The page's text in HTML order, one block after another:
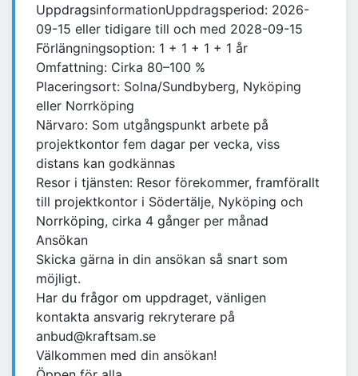
UppdragsinformationUppdragsperiod: 2026-
09-15 eller tidigare till och med 2028-09-15
Förlängningsoption: 1 + 1 + 1 + 1 år
Omfattning: Cirka 80–100 %
Placeringsort: Solna/Sundbyberg, Nyköping
eller Norrköping
Närvaro: Som utgångspunkt arbete på
projektkontor fem dagar per vecka, viss
distans kan godkännas
Resor i tjänsten: Resor förekommer, framförallt
till projektkontor i Södertälje, Nyköping och
Norrköping, cirka 4 gånger per månad
Ansökan
Skicka gärna in din ansökan så snart som
möjligt.
Har du frågor om uppdraget, vänligen
kontakta ansvarig rekryterare på
anbud@kraftsam.se
Välkommen med din ansökan!